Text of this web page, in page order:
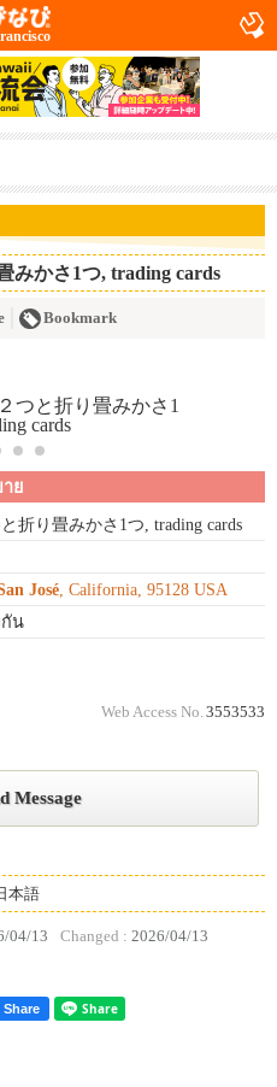
みかさ1つ, trading cards
Bookmark
ย
折り畳みかさ1つ, trading cards
José , California, 95128 USA
น
Web Access No. 3553533
Message
本語
04/13 Changed : 2026/04/13
Share